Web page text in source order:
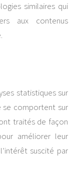
similaires qui
aux contenus
statistiques sur
se comportent sur
traités de façon
améliorer leur
suscité par